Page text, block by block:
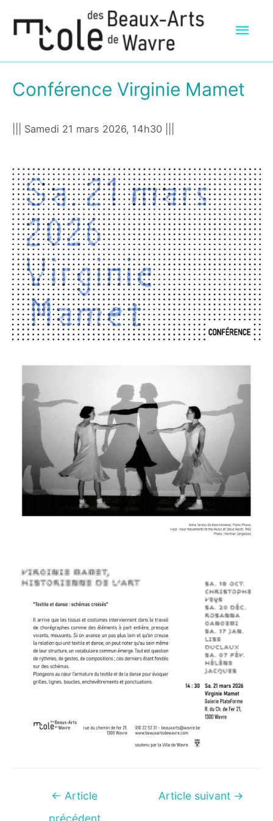
Conférence Virginie Mamet
||| Samedi 21 mars 2026, 14h30 |||
Navigation
← Article
Article suivant →